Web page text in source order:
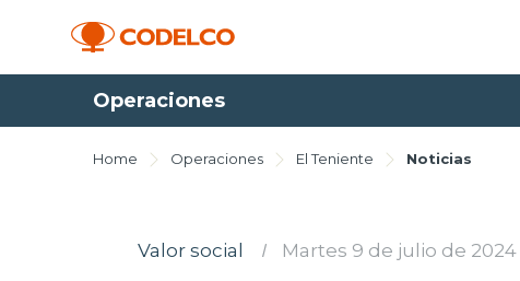
Operaciones
Home Operaciones El Teniente Noticias
Valor social I Martes 9 de julio de 2024